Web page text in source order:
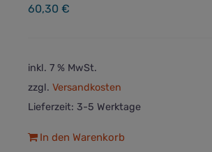
60,30 €
inkl. 7 % MwSt.
zzgl. Versandkosten
Lieferzeit: 3-5 Werktage
In den Warenkorb